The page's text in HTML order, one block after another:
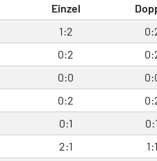
Einzel
1:2
0:2
0:0
0:2
0:1
2:1 1:1